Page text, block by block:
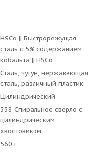
HSCo || Быстрорежущая
сталь с 5% содержанием
кобальта || HSCo
Сталь, чугун, нержавеющая
сталь, различный пластик
Цилиндрический
338 Cпиральное сверло с
цилиндрическим
хвостовиком
560 г